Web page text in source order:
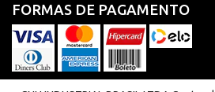
FORMAS DE PAGAMENTO